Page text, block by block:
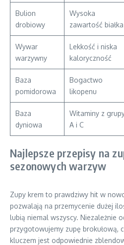
Bulion
drobiowy
Wysoka
zawartość białka
Wywar
warzywny
Lekkość i niska
kaloryczność
Baza
pomidorowa
Bogactwo
likopenu
Baza
dyniowa
Witaminy z
A i C
Najlepsze przepisy na
sezonowych warzyw
Zupy krem to prawdziwy hit w
pozwalają na przemycenie dużej
lubią niemal wszyscy. Niezależnie
przygotowujemy zupę brokułową,
kluczem jest odpowiednie